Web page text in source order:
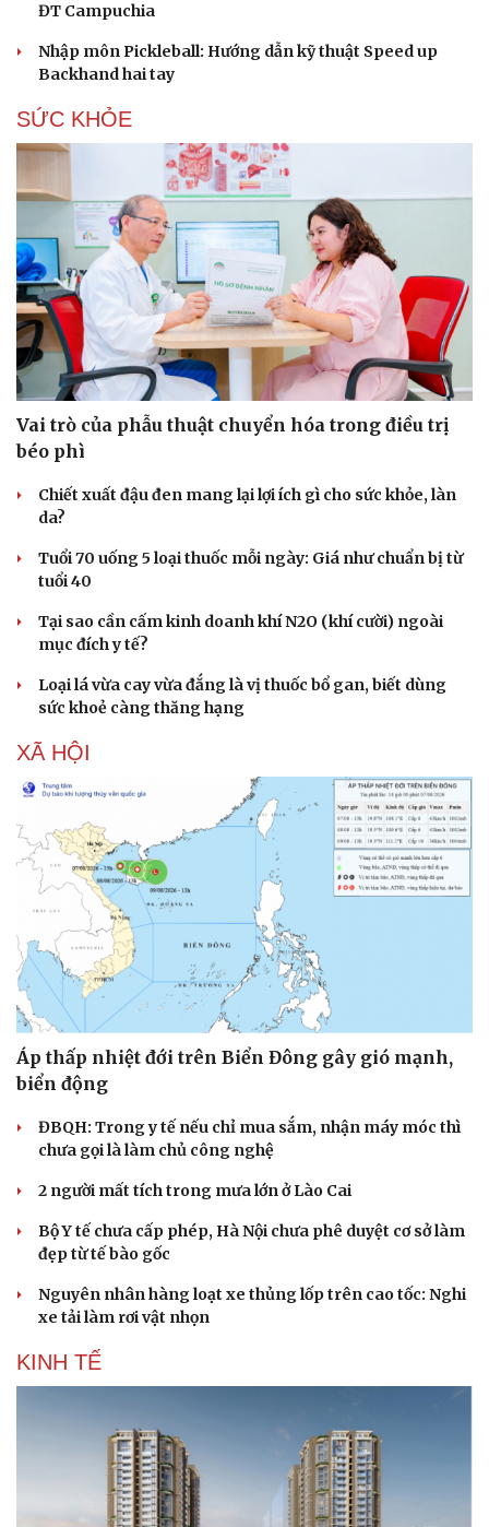
Cải chính
ĐT Campuchia
Nhập môn Pickleball: Hướng dẫn kỹ thuật Speed up
Backhand hai tay
SỨC KHỎE
Vai trò của phẫu thuật chuyển hóa trong điều trị
béo phì
Chiết xuất đậu đen mang lại lợi ích gì cho sức khỏe, làn
da?
Tuổi 70 uống 5 loại thuốc mỗi ngày: Giá như chuẩn bị từ
tuổi 40
Tại sao cần cấm kinh doanh khí N2O (khí cười) ngoài
mục đích y tế?
Loại lá vừa cay vừa đắng là vị thuốc bổ gan, biết dùng
sức khoẻ càng thăng hạng
XÃ HỘI
Áp thấp nhiệt đới trên Biển Đông gây gió mạnh,
biển động
ĐBQH: Trong y tế nếu chỉ mua sắm, nhận máy móc thì
chưa gọi là làm chủ công nghệ
2 người mất tích trong mưa lớn ở Lào Cai
Bộ Y tế chưa cấp phép, Hà Nội chưa phê duyệt cơ sở làm
đẹp từ tế bào gốc
Nguyên nhân hàng loạt xe thủng lốp trên cao tốc: Nghi
xe tải làm rơi vật nhọn
KINH TẾ